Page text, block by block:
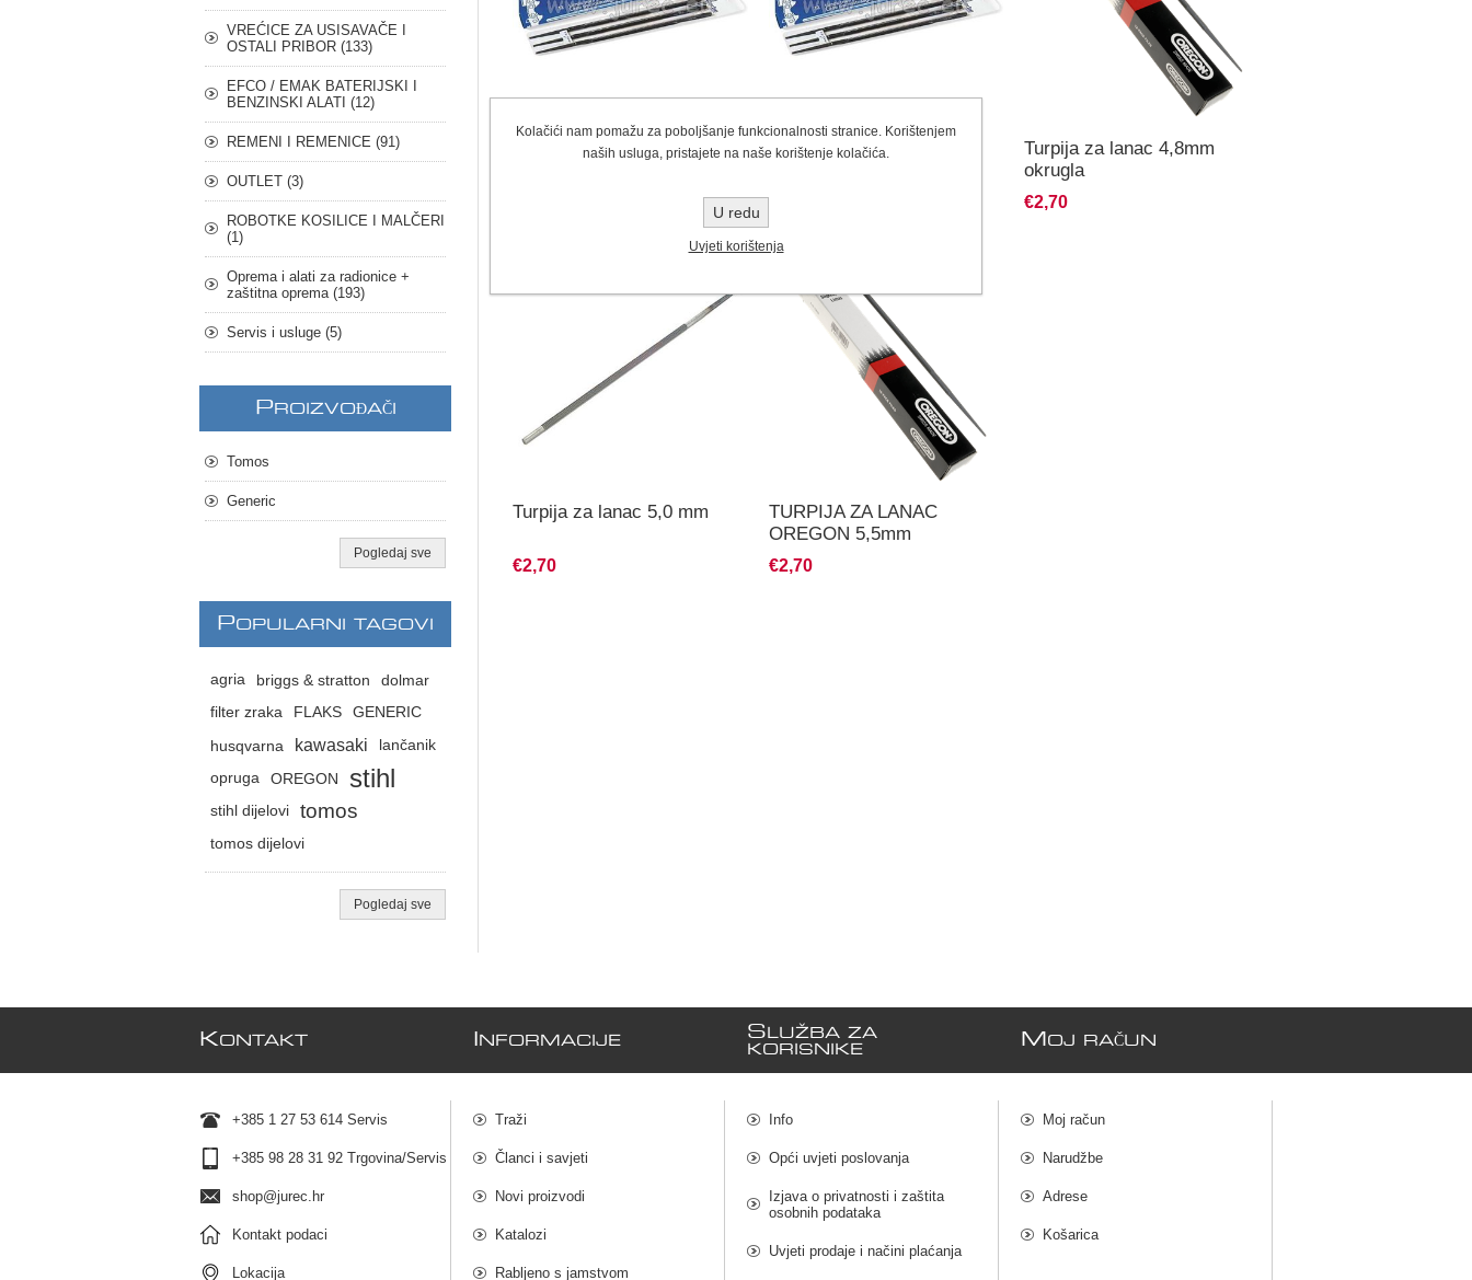
Turpija za lanac 4,0mm
Turpija za lanac 4,5mm
€2,70
Turpija za lanac 4,8mm
okrugla
€2,70
Turpija za lanac 5,0 mm
€2,70
TURPIJA ZA LANAC
OREGON 5,5mm
€2,70
VREĆICE ZA USISAVAČE I
OSTALI PRIBOR (133)
EFCO / EMAK BATERIJSKI I
BENZINSKI ALATI (12)
REMENI I REMENICE (91)
OUTLET (3)
ROBOTKE KOSILICE I MALČERI
(1)
Oprema i alati za radionice +
zaštitna oprema (193)
Servis i usluge (5)
PROIZVOĐAČI
Tomos
Generic
Pogledaj sve
POPULARNI TAGOVI
agria briggs & stratton dolmar
filter zraka FLAKS GENERIC
husqvarna kawasaki
lančanik
opruga
OREGON stihl
stihl dijelovi tomos
tomos dijelovi
Pogledaj sve
KONTAKT
+385 1 27 53 614 Servis
+385 98 28 31 92 Trgovina/Servis
shop@jurec.hr
Kontakt podaci
Lokacija
NFORMACIJE
Traži
Članci i savjeti
Novi proizvodi
Katalozi
Rabljeno s jamstvom
S LUŽBA ZA
KORISNIKE
Info
Opći uvjeti poslovanja
Izjava o privatnosti i zaštita
osobnih podataka
Uvjeti prodaje i načini plaćanja
M OJ RAČUN
Moj račun
Narudžbe
Adrese
Košarica
Kolačići nam pomažu za poboljšanje funkcionalnosti stranice. Korištenjem
naših usluga, pristajete na naše korištenje kolačića.
U redu
Uvjeti korištenja